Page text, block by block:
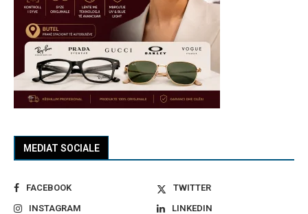
MEDIAT SOCIALE
FACEBOOK
TWITTER
INSTAGRAM
LINKEDIN